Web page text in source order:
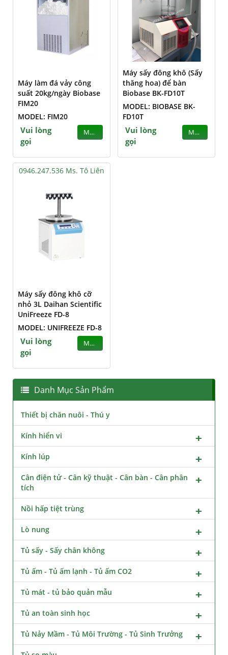
Máy làm đá vảy công
suất 20kg/ngày Biobase
FIM20
MODEL: FIM20
Vui lòng
gọi
MUA
Máy sấy đông khô (Sấy
thăng hoa) để bàn
Biobase BK-FD10T
MODEL: BIOBASE BK-
FD10T
Vui lòng
gọi
MUA
0946.247.536 Ms. Tô Liên
Máy sấy đông khô cỡ
nhỏ 3L Daihan Scientific
UniFreeze FD-8
MODEL: UNIFREEZE FD-8
Vui lòng
gọi
MUA
Danh Mục Sản Phẩm
Thiết bị chăn nuôi - Thú y
Kính hiển vi
Kính lúp
Cân điện tử - Cân kỹ thuật - Cân bàn - Cân phân
tích
Nồi hấp tiệt trùng
Lò nung
Tủ sấy - Sấy chân không
Tủ ấm - Tủ ấm lạnh - Tủ ấm CO2
Tủ mát - tủ bảo quản mẫu
Tủ an toàn sinh học
Tủ Nảy Mầm - Tủ Môi Trường - Tủ Sinh Trưởng